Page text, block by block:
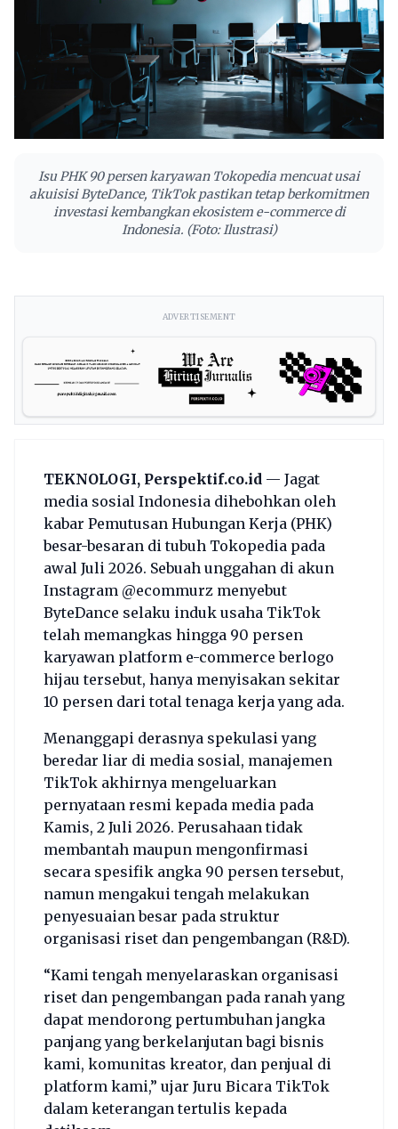
Isu PHK 90 persen karyawan Tokopedia mencuat usai
akuisisi ByteDance, TikTok pastikan tetap berkomitmen
investasi kembangkan ekosistem e-commerce di
Indonesia. (Foto: Ilustrasi)
ADVERTISEMENT
TEKNOLOGI, Perspektif.co.id — Jagat
media sosial Indonesia dihebohkan oleh
kabar Pemutusan Hubungan Kerja (PHK)
besar-besaran di tubuh Tokopedia pada
awal Juli 2026. Sebuah unggahan di akun
Instagram @ecommurz menyebut
ByteDance selaku induk usaha TikTok
telah memangkas hingga 90 persen
karyawan platform e-commerce berlogo
hijau tersebut, hanya menyisakan sekitar
10 persen dari total tenaga kerja yang ada.
Menanggapi derasnya spekulasi yang
beredar liar di media sosial, manajemen
TikTok akhirnya mengeluarkan
pernyataan resmi kepada media pada
Kamis, 2 Juli 2026. Perusahaan tidak
membantah maupun mengonfirmasi
secara spesifik angka 90 persen tersebut,
namun mengakui tengah melakukan
penyesuaian besar pada struktur
organisasi riset dan pengembangan (R&D).
“Kami tengah menyelaraskan organisasi
riset dan pengembangan pada ranah yang
dapat mendorong pertumbuhan jangka
panjang yang berkelanjutan bagi bisnis
kami, komunitas kreator, dan penjual di
platform kami,” ujar Juru Bicara TikTok
dalam keterangan tertulis kepada